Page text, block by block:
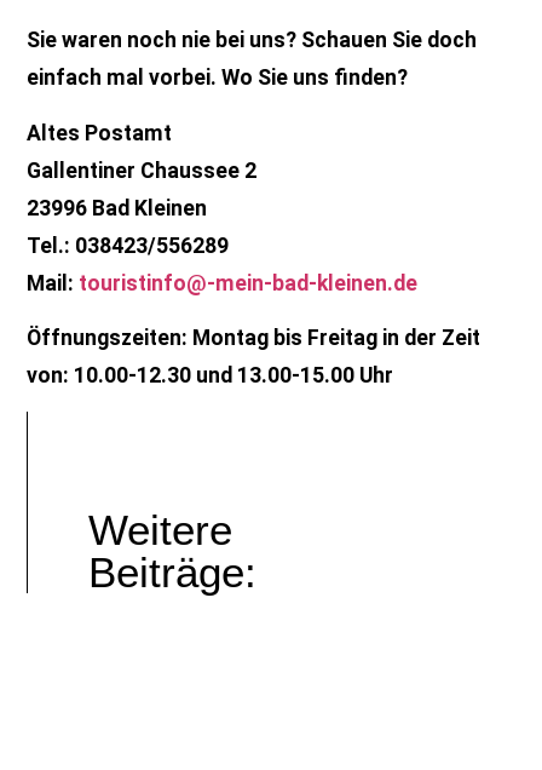
Sie waren noch nie bei uns? Schauen Sie doch
einfach mal vorbei. Wo Sie uns finden?
Altes Postamt
Gallentiner Chaussee 2
23996 Bad Kleinen
Tel.: 038423/556289
Mail: touristinfo@-mein-bad-kleinen.de
Öffnungszeiten: Montag bis Freitag in der Zeit
von: 10.00-12.30 und 13.00-15.00 Uhr
Weitere
Beiträge: